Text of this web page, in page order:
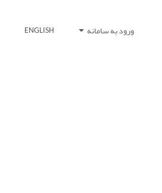
ورود به سامانه ENGLISH